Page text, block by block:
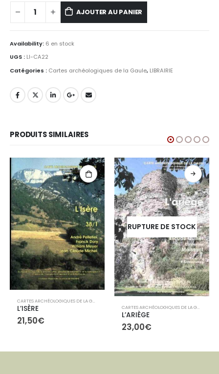
AJOUTER AU PANIER
Availability: 6 en stock
UGS : LI-CA22
Catégories : Cartes archéologiques de la Gaule, LIBRAIRIE
PRODUITS SIMILAIRES
LIBRAIRIE CARTES ARCHÉOLOGIQUES DE LA GAULE
L’ISÈRE
21,50€
RUPTURE DE STOCK
CARTES ARCHÉOLOGIQUES DE LA GAULE
L’ARIÈGE
23,00€